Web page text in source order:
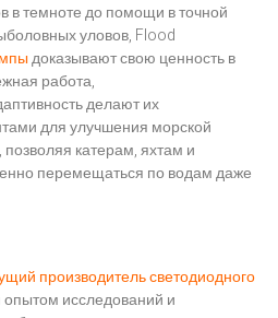
в темноте до помощи в точной
уловов, Flood
доказывают свою ценность в
работа,
делают их
для улучшения морской
катерам, яхтам и
перемещаться по водам даже
производитель светодиодного
исследований и